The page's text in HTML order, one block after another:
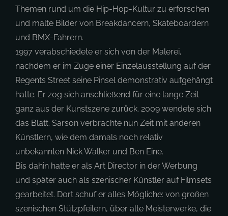
Themen rund um die Hip-Hop-Kultur zu erforschen
und malte Bilder von Breakdancern, Skateboardern
und BMX-Fahrern.
1997 verabschiedete er sich von der Malerei,
nachdem er im Zuge einer Einzelausstellung auf der
Regents Street seine Pinsel demonstrativ aufgehängt
hatte. Er zog sich anschließend für eine lange Zeit
ganz aus der Kunstszene zurück. 2009 wendete sich
das Blatt. Sarson verbrachte nun Zeit mit anderen
Künstlern, wie dem damals noch relativ
unbekannten Nick Walker und Ben Eine.
Bis dahin hatte er als Art Director in der Werbung
und später auch als szenischer Künstler auf Filmsets
gearbeitet. Dort schuf er alles Mögliche: von großen
szenischen Stützpfeilern, über alte Meisterwerke, die